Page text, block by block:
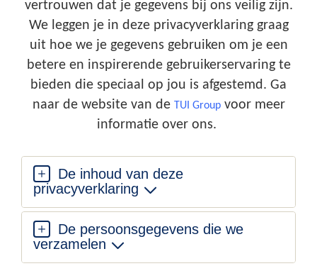
vertrouwen dat je gegevens bij ons veilig zijn.
We leggen je in deze privacyverklaring graag
uit hoe we je gegevens gebruiken om je een
betere en inspirerende gebruikerservaring te
bieden die speciaal op jou is afgestemd. Ga
naar de website van de
TUI Groupvoor meer
informatie over ons.
De inhoud van deze
privacyverklaring
De persoonsgegevens die we
verzamelen